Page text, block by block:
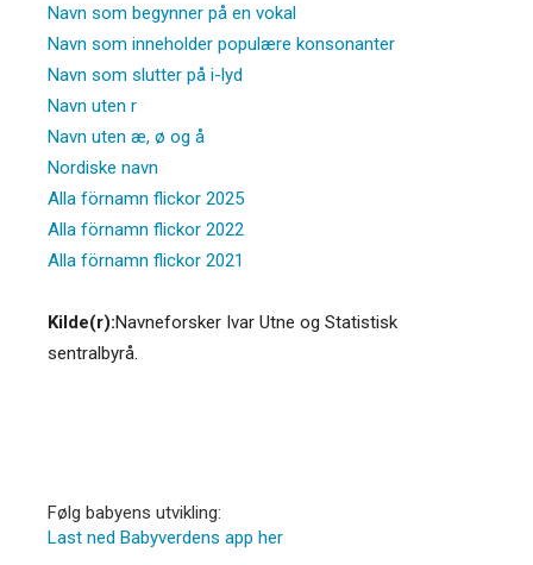
Navn som begynner på en vokal
Navn som inneholder populære konsonanter
Navn som slutter på i-lyd
Navn uten r
Navn uten æ, ø og å
Nordiske navn
Alla förnamn flickor 2025
Alla förnamn flickor 2022
Alla förnamn flickor 2021
Kilde(r):Navneforsker Ivar Utne og Statistisk
sentralbyrå.
Følg babyens utvikling:
Last ned Babyverdens app her